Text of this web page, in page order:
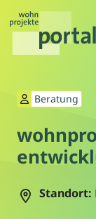
Beratung
Standort: